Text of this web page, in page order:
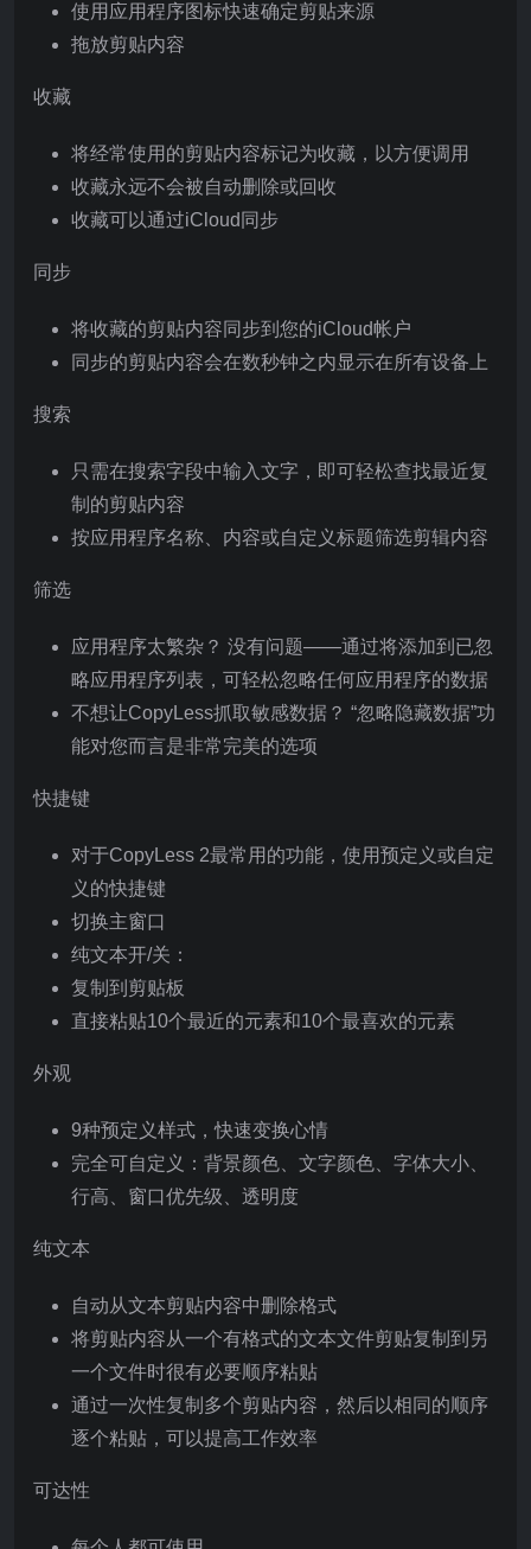
使用应用程序图标快速确定剪贴来源
拖放剪贴内容
收藏
将经常使用的剪贴内容标记为收藏，以方便调用
收藏永远不会被自动删除或回收
收藏可以通过iCloud同步
同步
将收藏的剪贴内容同步到您的iCloud帐户
同步的剪贴内容会在数秒钟之内显示在所有设备上
搜索
只需在搜索字段中输入文字，即可轻松查找最近复
制的剪贴内容
按应用程序名称、内容或自定义标题筛选剪辑内容
筛选
应用程序太繁杂？ 没有问题——通过将添加到已忽
略应用程序列表，可轻松忽略任何应用程序的数据
不想让CopyLess抓取敏感数据？ “忽略隐藏数据”功
能对您而言是非常完美的选项
快捷键
对于CopyLess 2最常用的功能，使用预定义或自定
义的快捷键
切换主窗口
纯文本开/关：
复制到剪贴板
直接粘贴10个最近的元素和10个最喜欢的元素
外观
9种预定义样式，快速变换心情
完全可自定义：背景颜色、文字颜色、字体大小、
行高、窗口优先级、透明度
纯文本
自动从文本剪贴内容中删除格式
将剪贴内容从一个有格式的文本文件剪贴复制到另
一个文件时很有必要顺序粘贴
通过一次性复制多个剪贴内容，然后以相同的顺序
逐个粘贴，可以提高工作效率
可达性